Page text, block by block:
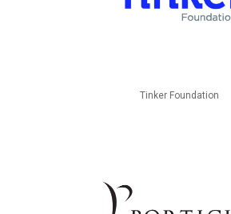
Tinker Foundation